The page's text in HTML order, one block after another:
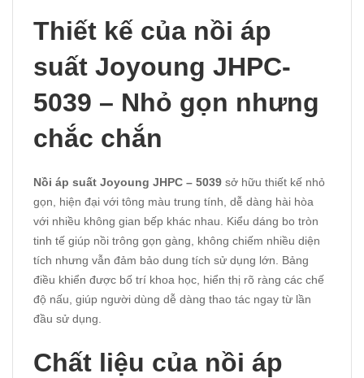
Thiết kế của nồi áp
suất Joyoung JHPC-
5039 – Nhỏ gọn nhưng
chắc chắn
Nồi áp suất Joyoung JHPC – 5039 sở hữu thiết kế nhỏ
gọn, hiện đại với tông màu trung tính, dễ dàng hài hòa
với nhiều không gian bếp khác nhau. Kiểu dáng bo tròn
tinh tế giúp nồi trông gọn gàng, không chiếm nhiều diện
tích nhưng vẫn đảm bảo dung tích sử dụng lớn. Bảng
điều khiển được bố trí khoa học, hiển thị rõ ràng các chế
độ nấu, giúp người dùng dễ dàng thao tác ngay từ lần
đầu sử dụng.
Chất liệu của nồi áp